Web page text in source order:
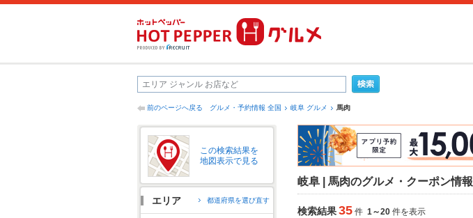
前のページへ戻る グルメ・予約情報 全国 岐阜 グルメ 馬肉
この検索結果を
地図表示で見る
エリア 都道府県を選び直す
岐阜 | 馬肉のグルメ・クーポン情報
検索結果35 件 1～20 件を表示